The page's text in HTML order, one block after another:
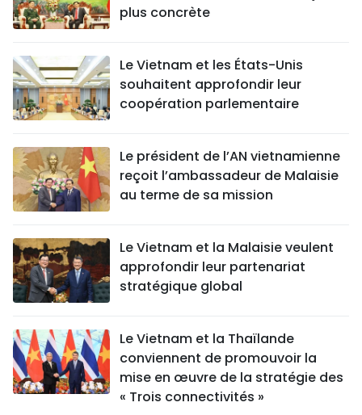
plus concrète
Le Vietnam et les États-Unis
souhaitent approfondir leur
coopération parlementaire
Le président de l’AN vietnamienne
reçoit l’ambassadeur de Malaisie
au terme de sa mission
Le Vietnam et la Malaisie veulent
approfondir leur partenariat
stratégique global
Le Vietnam et la Thaïlande
conviennent de promouvoir la
mise en œuvre de la stratégie des
« Trois connectivités »